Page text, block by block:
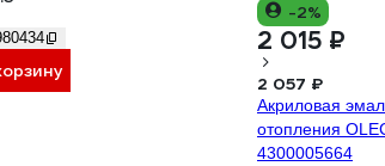
-2%
2 015 ₽
2 057 ₽
Акриловая
отопления
4300005664